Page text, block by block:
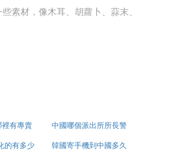
素材，像木耳、胡蘿卜、蒜末、
有專賣
中國哪個派出所所長警
銜最高
的有多少
韓國寄手機到中國多久